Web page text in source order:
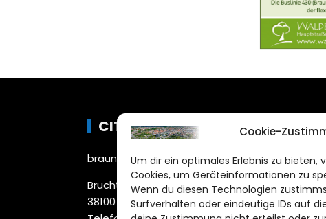
Cookie-
Um dir ein optimales Erlebnis zu bieten,
Cookies, um Geräteinformationen zu
Wenn du diesen Technologien
Surfverhalten oder eindeutige IDs auf
CITYLIFE!
braunschweig@citylifemedien.de
Bruchtorwall 12
38100 Braunschweig